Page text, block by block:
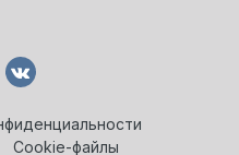
Cookie-файлы